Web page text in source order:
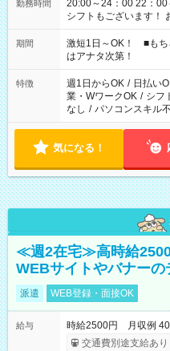
勤務時間
20:00～24：00 22：00～
シフトもございます！
期間
激短1日～OK！ ■も
はアナタ次第！
特徴 週1日からOK / 日払い
業・WワークOK / シフ
なし / パソコンスキル
気になる！
≪週2在宅≫高時給2500
WEBサイトやバナーの
派遣 WEB登録・面接OK
給与
時給2500円 月収例
交通費別途支給あり